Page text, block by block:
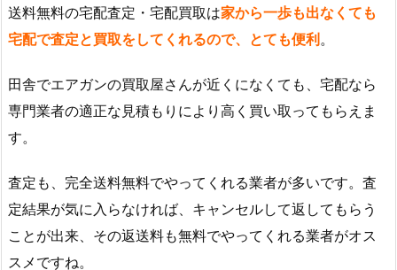
送料無料の宅配査定・宅配買取は家から一歩も出なくても
宅配で査定と買取をしてくれるので、とても便利。
田舎でエアガンの買取屋さんが近くになくても、宅配なら
専門業者の適正な見積もりにより高く買い取ってもらえま
す。
査定も、完全送料無料でやってくれる業者が多いです。査
定結果が気に入らなければ、キャンセルして返してもらう
ことが出来、その返送料も無料でやってくれる業者がオス
スメですね。